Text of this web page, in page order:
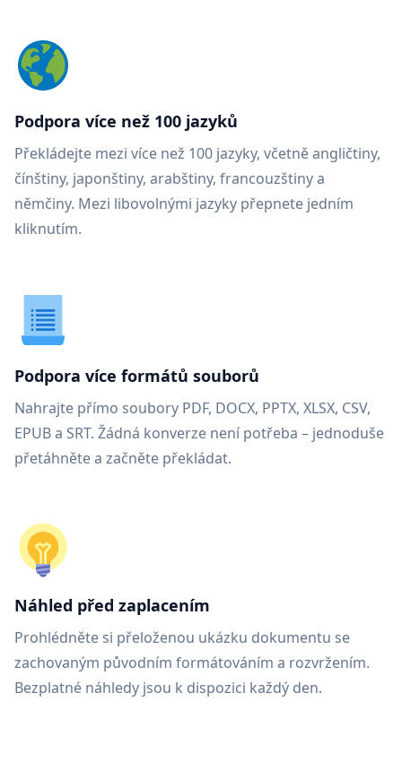
Podpora více než 100 jazyků
Překládejte mezi více než 100 jazyky, včetně angličtiny,
čínštiny, japonštiny, arabštiny, francouzštiny a
němčiny. Mezi libovolnými jazyky přepnete jedním
kliknutím.
Podpora více formátů souborů
Nahrajte přímo soubory PDF, DOCX, PPTX, XLSX, CSV,
EPUB a SRT. Žádná konverze není potřeba – jednoduše
přetáhněte a začněte překládat.
Náhled před zaplacením
Prohlédněte si přeloženou ukázku dokumentu se
zachovaným původním formátováním a rozvržením.
Bezplatné náhledy jsou k dispozici každý den.